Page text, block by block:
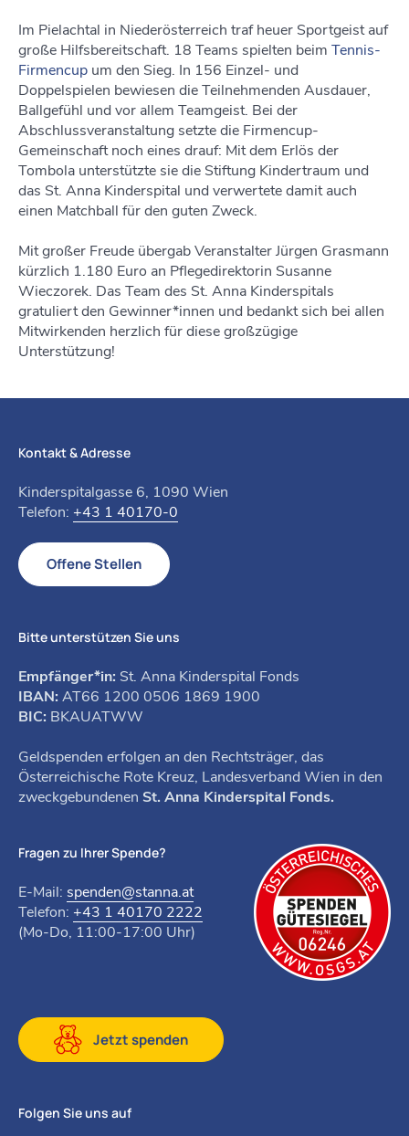
Im Pielachtal in Niederösterreich traf heuer Sportgeist auf
große Hilfsbereitschaft. 18 Teams spielten beim Tennis-
Firmencup um den Sieg. In 156 Einzel- und
Doppelspielen bewiesen die Teilnehmenden Ausdauer,
Ballgefühl und vor allem Teamgeist. Bei der
Abschlussveranstaltung setzte die Firmencup-
Gemeinschaft noch eines drauf: Mit dem Erlös der
Tombola unterstützte sie die Stiftung Kindertraum und
das St. Anna Kinderspital und verwertete damit auch
einen Matchball für den guten Zweck.
Mit großer Freude übergab Veranstalter Jürgen Grasmann
kürzlich 1.180 Euro an Pflegedirektorin Susanne
Wieczorek. Das Team des St. Anna Kinderspitals
gratuliert den Gewinner*innen und bedankt sich bei allen
Mitwirkenden herzlich für diese großzügige
Unterstützung!
Kontakt & Adresse
Kinderspitalgasse 6, 1090 Wien
Telefon: +43 1 40170-0
Offene Stellen
Bitte unterstützen Sie uns
Empfänger*in: St. Anna Kinderspital Fonds
IBAN: AT66 1200 0506 1869 1900
BIC: BKAUATWW
Geldspenden erfolgen an den Rechtsträger, das
Österreichische Rote Kreuz, Landesverband Wien in den
zweckgebundenen St. Anna Kinderspital Fonds.
Fragen zu Ihrer Spende?
E-Mail: spenden@stanna.at
Telefon: +43 1 40170 2222
(Mo-Do, 11:00-17:00 Uhr)
Jetzt spenden
Folgen Sie uns auf